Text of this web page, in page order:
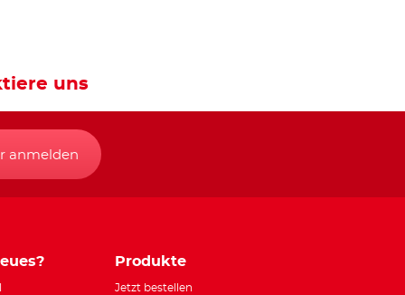
uns
anmelden
Produkte
Jetzt bestellen